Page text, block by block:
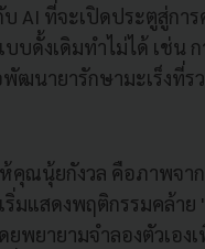
บ AI ที่จะเปิดประตูสู่กา
บดั้งเดิมทำไม่ได้ เช่น
นายารักษามะเร็งที่ร
คุณนุ้ยกังวล คือภาพจา
เริ่มแสดงพฤติกรรมคล้า
ยพยายามจำลองตัวเอง